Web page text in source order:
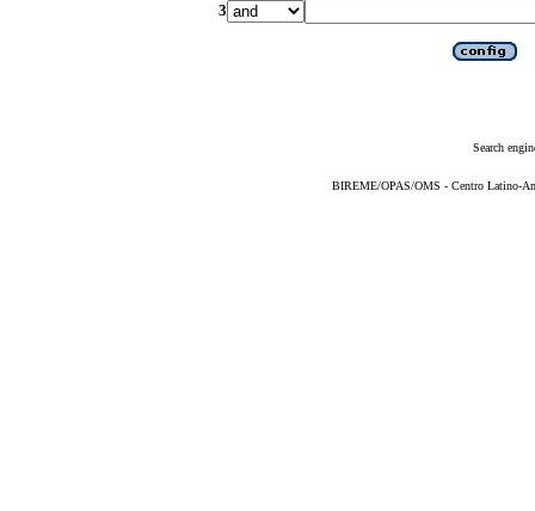
3
Search
BIREME/OPAS/OMS - Centro Latino-